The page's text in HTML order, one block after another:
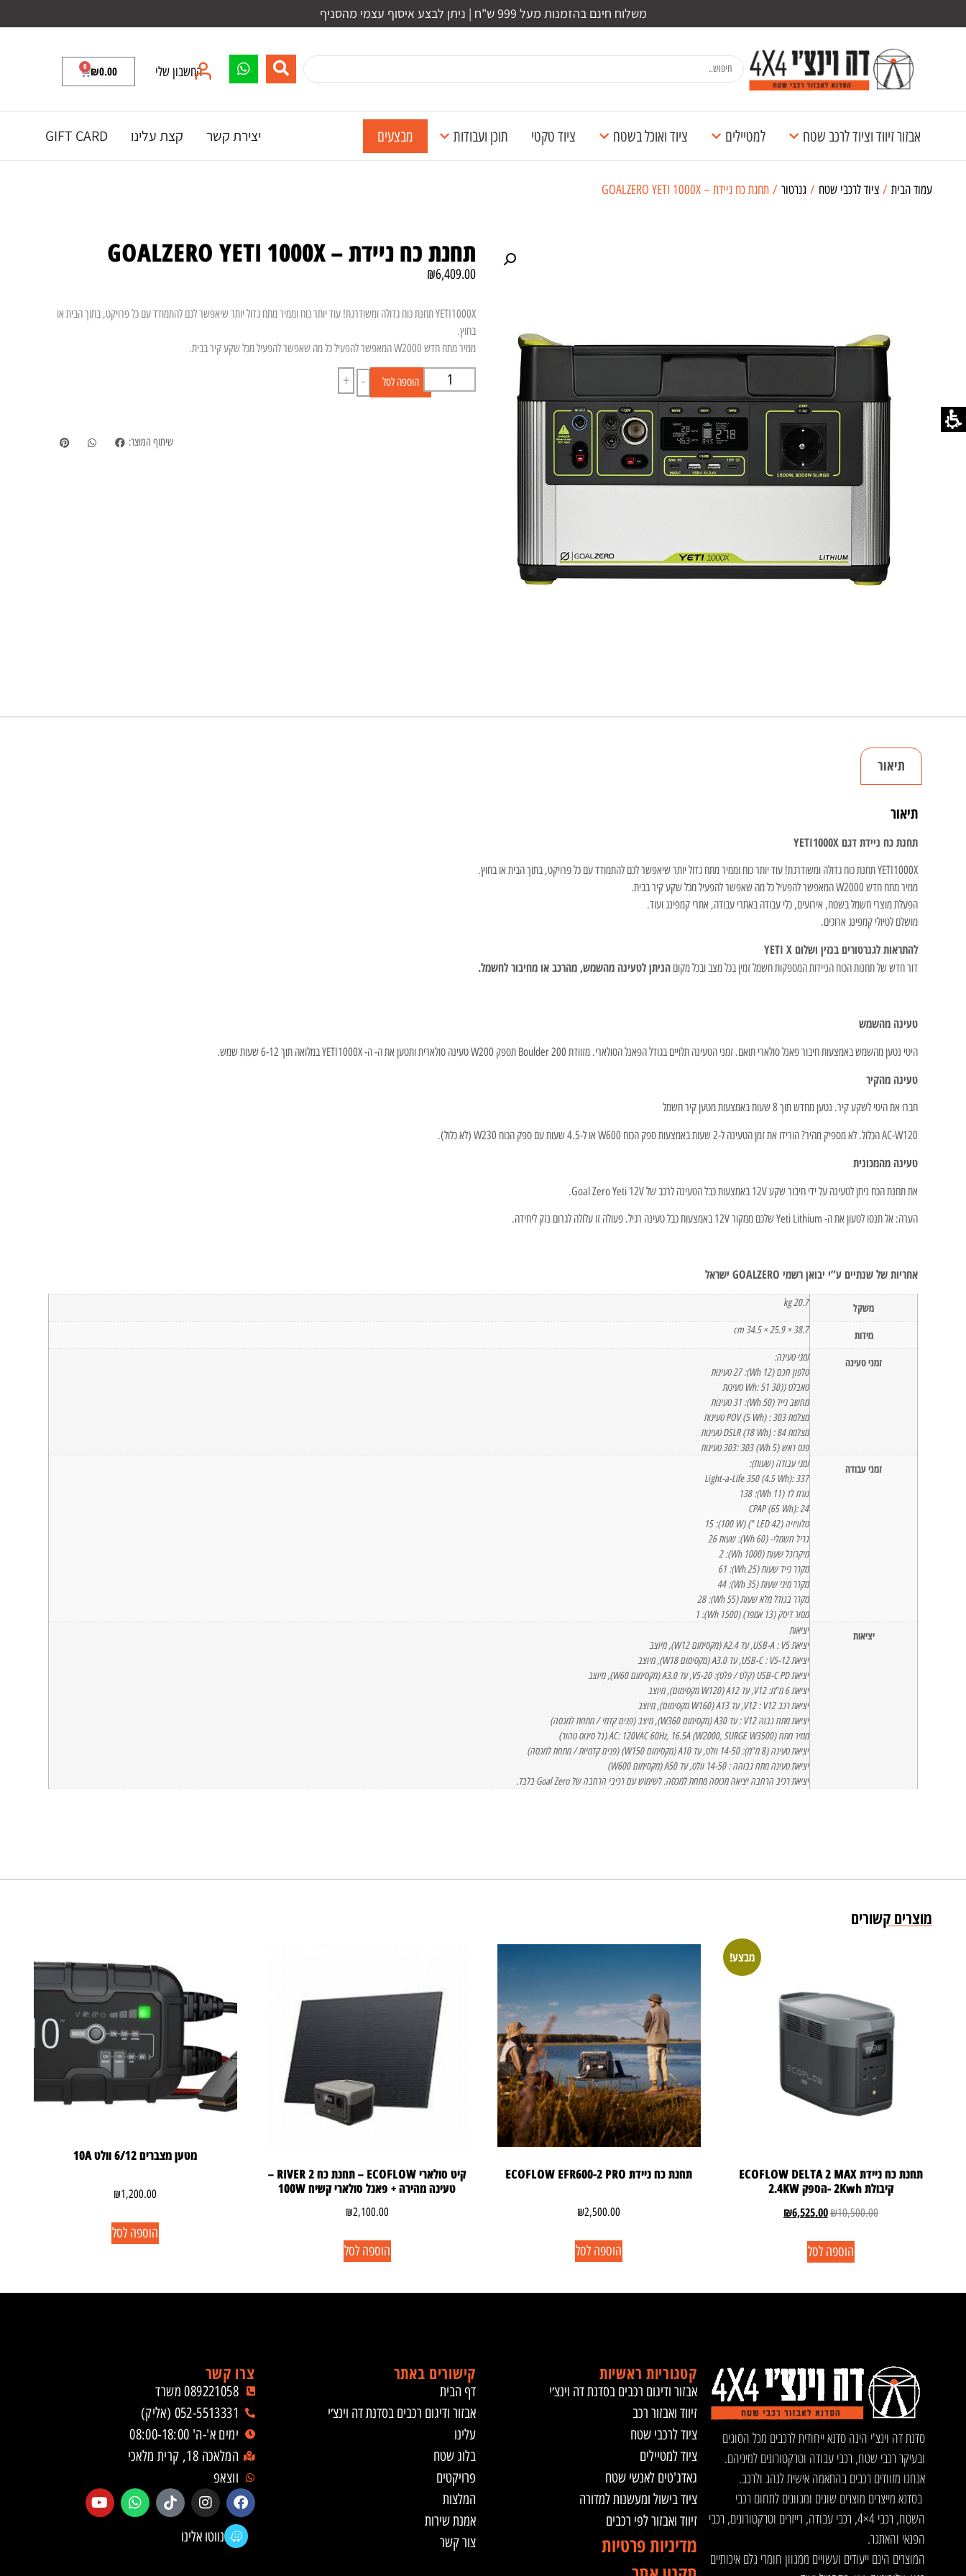
משלוח חינם בהזמנות מעל 999 ש"ח | ניתן לבצע איסוף עצמי מהסניף
החשבון שלי ₪0.00
0
אבזור זיווד וציוד לרכב שטח למטיילים ציוד ואוכל בשטח ציוד טקטי תוכן ועבודות מבצעים יצירת קשר קצת עלינו GIFT CARD
עמוד הבית / ציוד לרכבי שטח / גנרטור / תחנת כח ניידת – GOALZERO YETI 1000X
תחנת כח ניידת – GOALZERO YETI 1000X
₪6,409.00
YETI1000X תחנת כוח גדולה ומשודרגת! עוד יותר כוח וממיר מתח גדול יותר שיאפשר לכם להתמודד עם כל פרויקט, בתוך הבית או
בחוץ.
ממיר מתח חדש W2000 המאפשר להפעיל כל מה שאפשר להפעיל מכל שקע קיר בבית.
-
+ הוספה לסל
שיתוף המוצר:
תיאור
תיאור
תחנת כח ניידת דגם YETI1000X
YETI1000X תחנת כוח גדולה ומשודרגת! עוד יותר כוח וממיר מתח גדול יותר שיאפשר לכם להתמודד עם כל פרויקט, בתוך הבית או בחוץ.
ממיר מתח חדש W2000 המאפשר להפעיל כל מה שאפשר להפעיל מכל שקע קיר בבית.
הפעלת מוצרי חשמל בשטח, אירועים, כלי עבודה באתרי עבודה, אתרי קמפינג ועוד.
מושלם לטיולי קמפינג ארוכים.
להתראות לגנרטורים בנזין ושלום YETI X
דור חדש של תחנות הכוח הניידות המספקות חשמל זמין בכל מצב ובכל מקום הניתן לטעינה מהשמש, מהרכב או מחיבור לחשמל.
טעינה מהשמש
היטי נטען מהשמש באמצעות חיבור פאנל סולארי תואם. זמני הטעינה תלויים בגודל הפאנל הסולארי. מזוודת Boulder 200 תספק W200 טעינה סולארית ותטען את ה- ה- YETI1000X במלואה תוך 6-12 שעות שמש.
טעינה מהקיר
חברו את היטי לשקע קיר. נטען מחדש תוך 8 שעות באמצעות מטען קיר חשמל
AC-W120 הכלול. לא מספיק מהיר? הורידו את זמן הטעינה ל-2 שעות באמצעות ספק הכוח W600 או ל-4.5 שעות עם ספק הכוח W230 (לא כלול).
טעינה מהמכונית
את תחנת הכח ניתן לטעינה על ידי חיבור שקע 12V באמצעות כבל הטעינה לרכב של Goal Zero Yeti 12V.
הערה: אל תנסו לטעון את ה- Yeti Lithium שלכם ממקור 12V באמצעות כבל טעינה רגיל. פעולה זו עלולה לגרום נזק ליחידה.
אחריות של שנתיים ע”י יבואן רשמי GOALZERO ישראל
משקל 20.7 kg
מידות 38.7 × 25.9 × 34.5 cm
זמני טעינה
זמני טעינה:
טלפון חכם (12 Wh): 27 טעינות
טאבלט ((30 Wh: 51 טעינות
מחשב נייד (50 Wh): 31 טעינות
מצלמת POV (5 Wh) : 303 טעינות
מצלמת DSLR (18 Wh) : 84 טעינות
פנס ראש (5 Wh) 303: 303 טעינות
זמני עבודה
זמני עבודה (שעות):
Light-a-Life 350 (4.5 Wh): 337
נורת לד (11 Wh): 138
CPAP (65 Wh): 24
טלוויזיה (LED 42 ") (100 W): 15
גריל חשמלי- (60 Wh): שעות 26
מיקרוגל שעות (1000 Wh): 2
מקרר נייד שעות (25 Wh): 61
מקרר מיני שעות (35 Wh): 44
מקרר בגודל מלא שעות (55 Wh): 28
מסור דיסק (13 אמפר) (1500 Wh): 1
יציאות
יציאות
יציאת USB-A : V5, עד A2.4 (מקסימום W12), מיוצב
יציאת USB-C : V5-12, עד A3.0 (מקסימום W18), מיוצב
יציאת USB-C PD (קלט / פלט): V5-20, עד A3.0 (מקסימום W60), מיוצב
יציאת 6 מ"מ: V12, עד A12 (W120 מקסימום), מיוצב
יציאת רכב V12 : V12, עד A13 (W160 מקסימום), מיוצב
יציאת מתח גבוה V12 : עד A30 (מקסימום W360), מיצב (פנים קדמי / מתחת למכסה)
ממיר מתח AC: 120VAC 60Hz, 16.5A (W2000, SURGE W3500) (גל סינוס טהור)
יציאת טעינה (8 מ"מ): 14-50 וולט, עד A10 (מקסימום W150) (פנים קדמיות / מתחת למכסה)
יציאת טעינה מתח גבוהה : 14-50 וולט, עד A50 (מקסימום W600)
יציאת רכיב הרחבה יציאה מכוסה מתחת למכסה. לשימוש עם רכיבי הרחבה של Goal Zero בלבד.
מוצרים קשורים
מבצע!
תחנת כח ניידת ECOFLOW DELTA 2 MAX
קיבולת 2Kwh -הספק 2.4KW
₪10,500.00
₪6,525.00
הוספה לסל
תחנת כח ניידת ECOFLOW EFR600-2 PRO
₪2,500.00
הוספה לסל
קיט סולארי ECOFLOW – תחנת כח RIVER 2 –
טעינה מהירה + פאנל סולארי קשיח 100W
₪2,100.00
הוספה לסל
מטען מצברים 6/12 וולט 10A
₪1,200.00
הוספה לסל
סדנת דה וינצ'י הינה סדנא ייחודית לרכבים מכל הסוגים
ובעיקר רכבי שטח, רכבי עבודה וטרקטורונים למיניהם.
אנחנו מזוודים רכבים בהתאמה אישית לנהג ולרכב.
בסדנא מייצרים מוצרים שונים ומגוונים לתחום רכבי
השטח, רכבי 4×4, רכבי עבודה, רייזרים וטרקטורונים, רכבי
הפנאי והאתגר.
המוצרים הינם ייעודים ועשויים ממגוון חומרי גלם איכותיים
קטגוריות ראשיות
אבזור ודיגום רכבים בסדנת דה וינצ׳י
זיווד ואבזור רכב
ציוד לרכבי שטח
ציוד למטיילים
גאדג'טים לאנשי שטח
ציוד בישול ומעשנות למדורה
זיווד ואבזור לפי רכבים
מדיניות פרטיות
קישורים באתר
דף הבית
אבזור ודיגום רכבים בסדנת דה וינצ׳י
עלינו
בלוג שטח
פרויקטים
המלצות
אמנת שירות
צור קשר
צרו קשר
089221058 משרד
052-5513331 (אליק)
ימים א'-ה' 08:00-18:00
המלאכה 18, קרית מלאכי
ווצאפ
נווטו אלינו